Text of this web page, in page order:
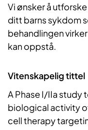
Vi ønsker å
ditt barns sykdom
behandlingen
kan oppstå.
Vitenskapelig tittel
A Phase I/IIa study
biological activity
cell therapy